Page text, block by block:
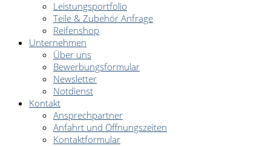
Leistungsportfolio
Teile & Zubehör Anfrage
Reifenshop
Unternehmen
Über uns
Bewerbungsformular
Newsletter
Notdienst
Kontakt
Ansprechpartner
Anfahrt und Öffnungszeiten
Kontaktformular